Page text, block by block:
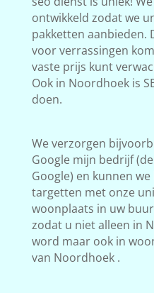
ontwikkeld zodat we
pakketten aanbieden.
voor verrassingen
vaste prijs kunt
Ook in Noordhoek is
doen.
We verzorgen
Google mijn bedrijf
Google) en kunnen
targetten met onze
woonplaats in uw
zodat u niet alleen in
word maar ook in
van Noordhoek .